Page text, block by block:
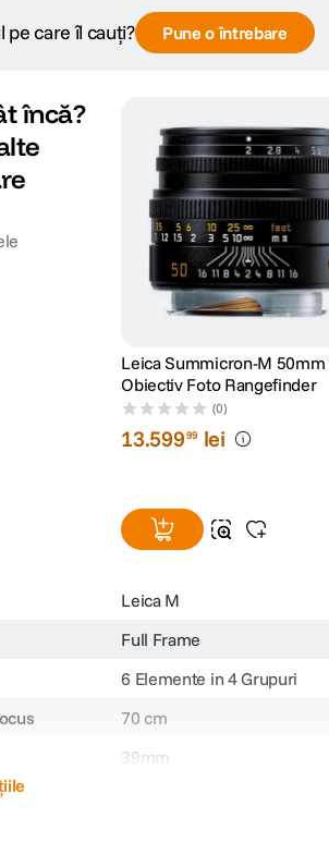
pe care îl cauți? Pune o întrebare
încă?
Leica Summicron-M
Obiectiv Foto Rangefinder
(0)
13.59999 lei
Leica M
Full Frame
6 Elemente in 4 Grupuri
70 cm
39mm